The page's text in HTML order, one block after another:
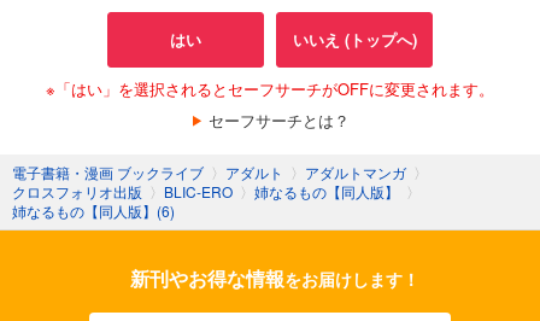
はい いいえ (トップへ)
※「はい」を選択されるとセーフサーチがOFFに変更されます。
セーフサーチとは？
電子書籍・漫画 ブックライブ 〉 アダルト 〉 アダルトマンガ 〉
クロスフォリオ出版 〉 BLIC-ERO 〉 姉なるもの【同人版】
〉
姉なるもの【同人版】(6)
新刊やお得な情報をお届けします！